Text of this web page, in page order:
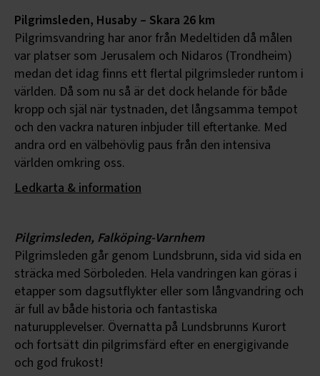
Pilgrimsleden, Husaby – Skara 26 km
Pilgrimsvandring har anor från Medeltiden då målen
var platser som Jerusalem och Nidaros (Trondheim)
medan det idag finns ett flertal pilgrimsleder runtom i
världen. Då som nu så är det dock helande för både
kropp och själ när tystnaden, det långsamma tempot
och den vackra naturen inbjuder till eftertanke. Med
andra ord en välbehövlig paus från den intensiva
världen omkring oss.
Ledkarta & information
Pilgrimsleden, Falköping-Varnhem
Pilgrimsleden går genom Lundsbrunn, sida vid sida en
sträcka med Sörboleden. Hela vandringen kan göras i
etapper som dagsutflykter eller som långvandring och
är full av både historia och fantastiska
naturupplevelser. Övernatta på Lundsbrunns Kurort
och fortsätt din pilgrimsfärd efter en energigivande
och god frukost!